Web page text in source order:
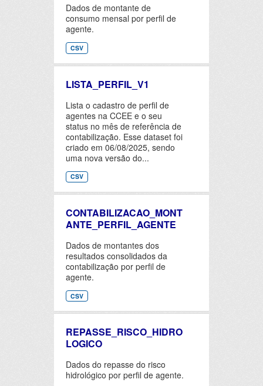
Dados de montante de
consumo mensal por perfil de
agente.
CSV
LISTA_PERFIL_V1
Lista o cadastro de perfil de
agentes na CCEE e o seu
status no mês de referência de
contabilização. Esse dataset foi
criado em 06/08/2025, sendo
uma nova versão do...
CSV
CONTABILIZACAO_MONT
ANTE_PERFIL_AGENTE
Dados de montantes dos
resultados consolidados da
contabilização por perfil de
agente.
CSV
REPASSE_RISCO_HIDRO
LOGICO
Dados do repasse do risco
hidrológico por perfil de agente.